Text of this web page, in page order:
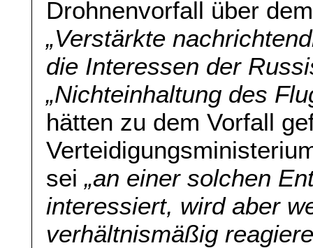
Drohnenvorfall über
„Verstärkte
die Interessen der
„Nichteinhaltung des
hätten zu dem Vorfall
sei„an einer solchen
interessiert, wird aber
verhältnismäßig